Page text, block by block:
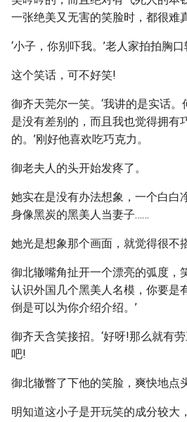
一张绝美又无害的笑脸时，都很难
‘小子，你别吓我。’老人家拍拍胸口
这个笑话，可不好笑!
御齐天莞尔一笑。‘我讲的是实话
是没有差别的，而且我也觉得拥有
的。’刚好他喜欢吃巧克力。
御老夫人的头开始发疼了。
她实在是没有办法想象，一个白白
身像黑炭的黑美人当妻子……
她光是想象那个画面，就觉得很不
御北辙嘴角扯开一个漂亮的弧度，
认识外国几个黑美人名模，你要是
倒是可以为你介绍介绍。’
御齐天含笑接招。‘好呀!那么就有
吧!
御北辙瞥了下他的笑脸，爽快地点
明知道这小子是开玩笑的成分较大